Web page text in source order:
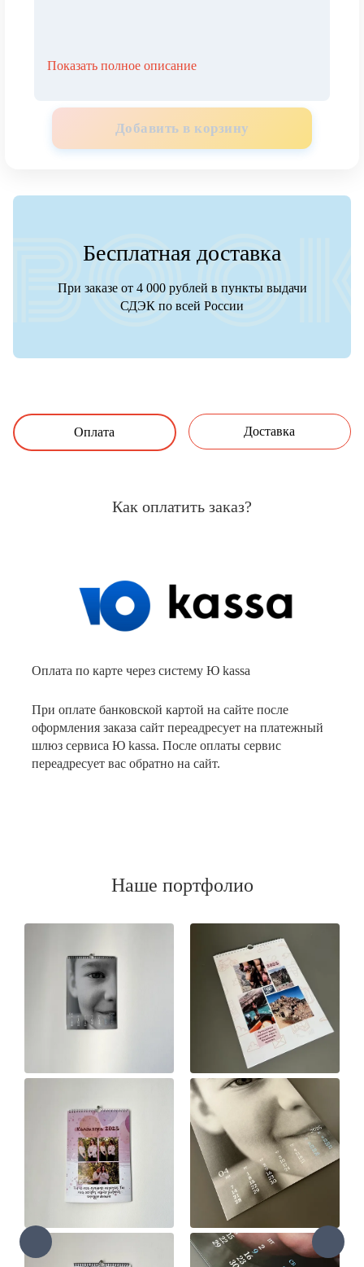
Показать полное описание
Добавить в корзину
Бесплатная доставка
При заказе от 4 000 рублей в пункты выдачи
СДЭК по всей России
Оплата Доставка
Как оплатить заказ?
Оплата по карте через систему Ю kassa
При оплате банковской картой на сайте после
оформления заказа сайт переадресует на платежный
шлюз сервиса Ю kassa. После оплаты сервис
переадресует вас обратно на сайт.
Наше портфолио